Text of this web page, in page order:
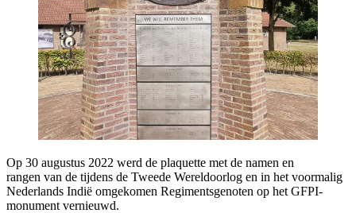
Op 30 augustus 2022 werd de plaquette met de namen en
rangen van de tijdens de Tweede Wereldoorlog en in het voormalig
Nederlands Indië omgekomen Regimentsgenoten op het GFPI-
monument vernieuwd.